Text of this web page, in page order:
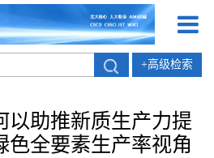
+高级检索
以助推新质生产力提
色全要素生产率视角